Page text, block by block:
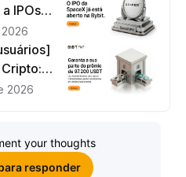
IPOs
e
2026
your thoughts
responder